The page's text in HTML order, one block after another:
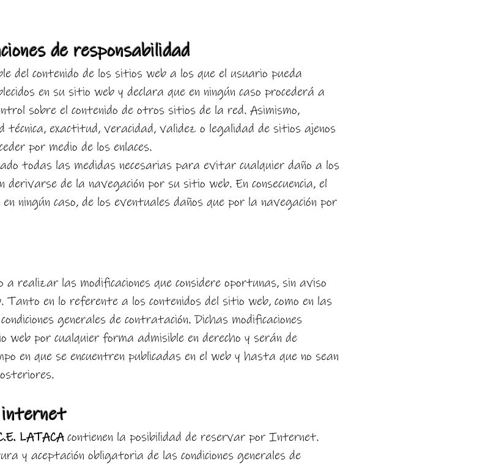
de responsabilidad
del contenido de los sitios web a los que el usuario pueda
en su sitio web y declara que en ningún caso procederá a
sobre el contenido de otros sitios de la red. Asimismo,
exactitud, veracidad, validez o legalidad de sitios ajenos
por medio de los enlaces.
todas las medidas necesarias para evitar cualquier daño a los
de la navegación por su sitio web. En consecuencia, el
ningún caso, de los eventuales daños que por la navegación por
realizar las modificaciones que considere oportunas, sin aviso
Tanto en lo referente a los contenidos del sitio web, como en las
generales de contratación. Dichas modificaciones
por cualquier forma admisible en derecho y serán de
en que se encuentren publicadas en el web y hasta que no sean
internet
LATACAcontienen la posibilidad de reservar por Internet.
y aceptación obligatoria de las condiciones generales de